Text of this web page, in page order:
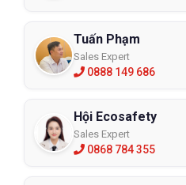
Tuấn Phạm
Sales Expert
0888 149 686
Hội Ecosafety
Sales Expert
0868 784 355